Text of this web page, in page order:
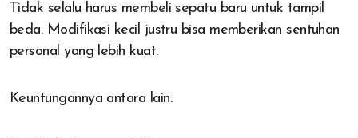
Tidak selalu harus membeli sepatu baru untuk tampil
beda. Modifikasi kecil justru bisa memberikan sentuhan
personal yang lebih kuat.
Keuntungannya antara lain: